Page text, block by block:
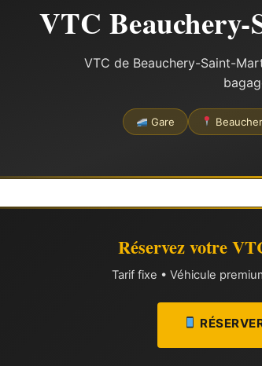
VTC
VTC de Beauchery-Saint-
Gare
Réservez votre
Tarif fixe • Véhicule